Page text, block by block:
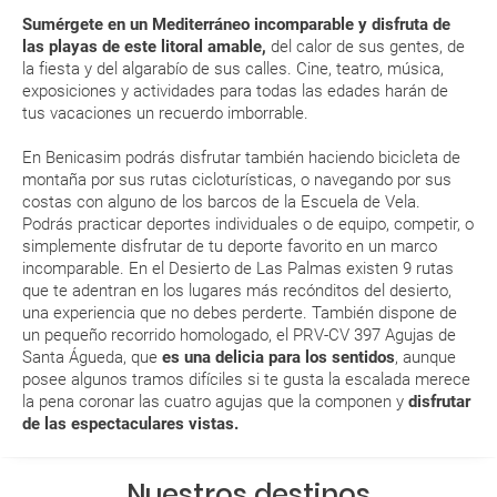
Sumérgete en un Mediterráneo incomparable y disfruta de
las playas de este litoral amable, del calor de sus gentes, de
la fiesta y del algarabío de sus calles. Cine, teatro, música,
exposiciones y actividades para todas las edades harán de
tus vacaciones un recuerdo imborrable.
En Benicasim podrás disfrutar también haciendo bicicleta de
montaña por sus rutas cicloturísticas, o navegando por sus
costas con alguno de los barcos de la Escuela de Vela.
Podrás practicar deportes individuales o de equipo, competir, o
simplemente disfrutar de tu deporte favorito en un marco
incomparable. En el Desierto de Las Palmas existen 9 rutas
que te adentran en los lugares más recónditos del desierto,
una experiencia que no debes perderte. También dispone de
un pequeño recorrido homologado, el PRV-CV 397 Agujas de
Santa Águeda, que es una delicia para los sentidos, aunque
posee algunos tramos difíciles si te gusta la escalada merece
la pena coronar las cuatro agujas que la componen y disfrutar
de las espectaculares vistas.
aérea a la hora de realizar el check-in el día de la salida.
MODIFICACIÓN ó CANCELACIÓN ¿Puedo anular o
modificar una reserva del viaje? ¿Qué gastos puede
¿Qué caducidad debe tener mi pasaporte para ir
a...?
¿Con cuánta antelación tengo que estar en el
aeropuerto?
RESERVAR ¿Cómo puedo reservar un viaje de
paquete vacacional en la página web?
Al realizar la reserva, uno de los servicios ha
sabré si se confirma el viaje?